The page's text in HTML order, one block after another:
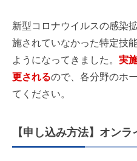
新型コロナウイルスの感染
施されていなかった特定技
ようになってきました。 実
更されるので、各分野のホ
てください。
【申し込み方法】オン